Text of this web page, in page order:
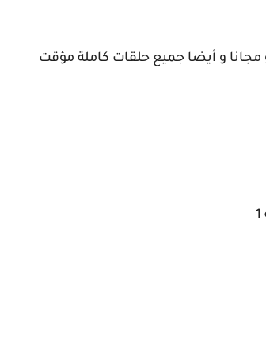
و أيضا جميع حلقات كاملة مؤقت